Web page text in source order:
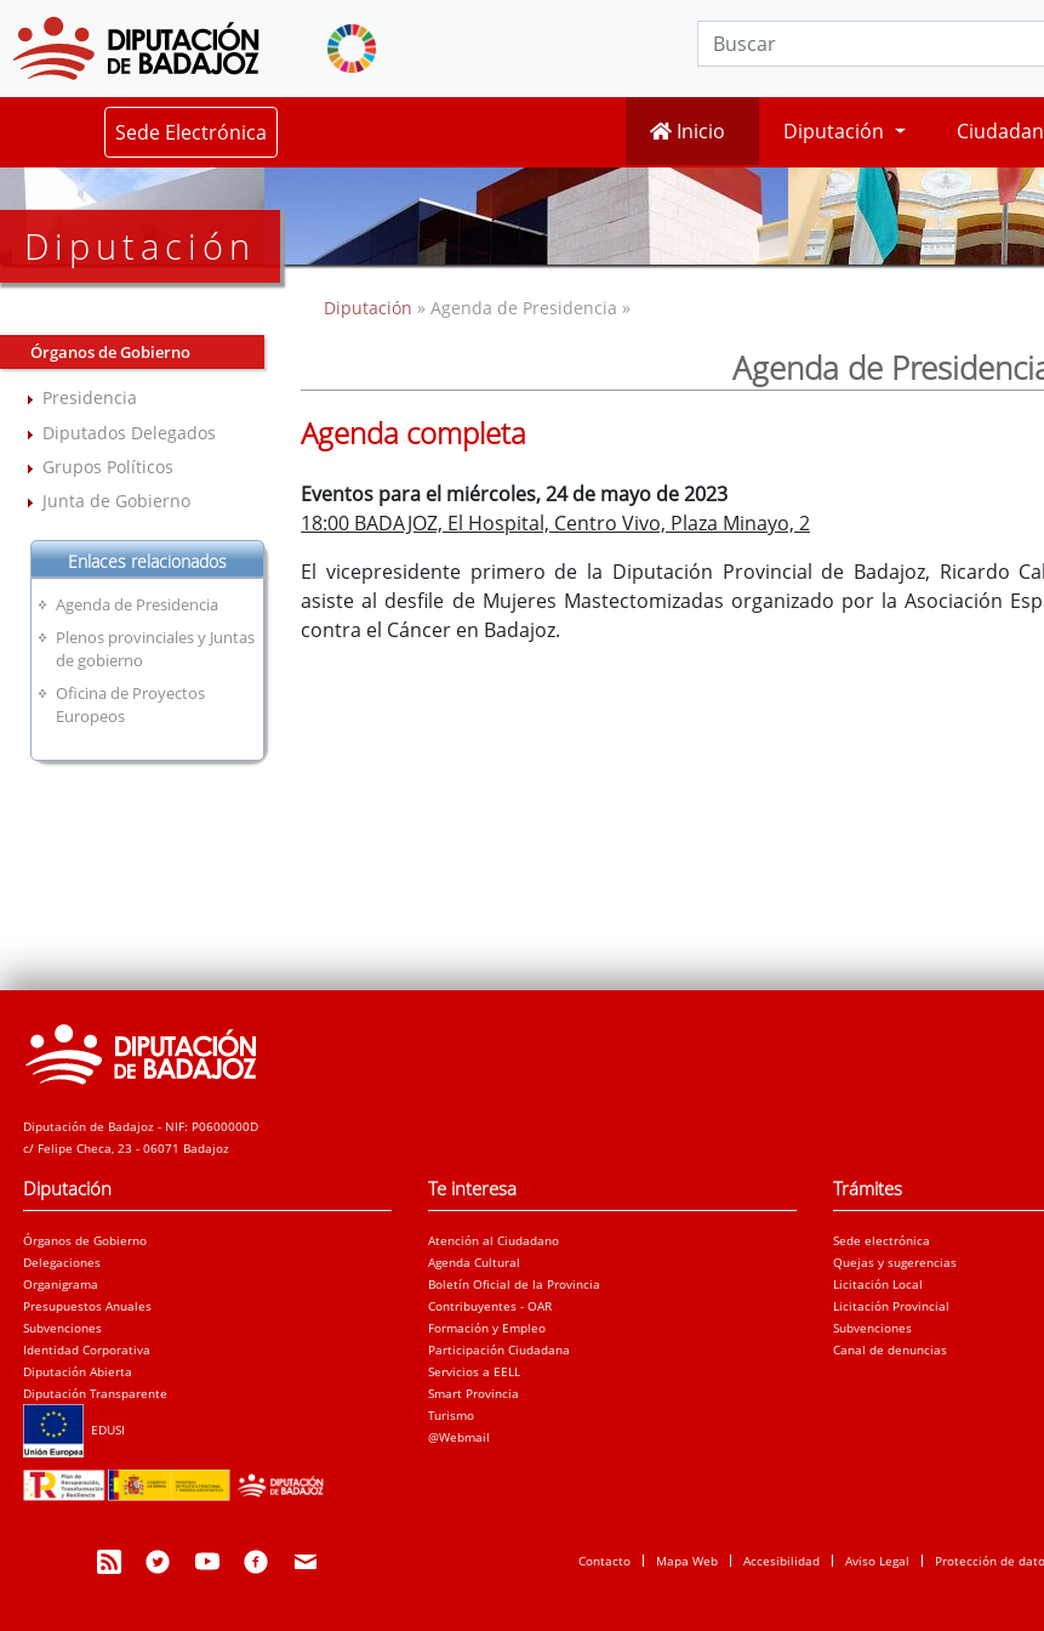
Sede Electrónica Inicio Diputación
Diputación
Órganos de Gobierno
Presidencia
Diputados Delegados
Grupos Políticos
Junta de Gobierno
Enlaces relacionados
Agenda de Presidencia
Plenos provinciales y Juntas
de gobierno
Oficina de Proyectos
Europeos
Diputación » Agenda de Presidencia »
Agenda de
Agenda completa
Eventos para el miércoles, 24 de mayo de 2023
18:00 BADAJOZ, El Hospital, Centro Vivo, Plaza Minayo, 2
El vicepresidente primero de la Diputación Provincial de Badajoz, Ricardo
asiste al desfile de Mujeres Mastectomizadas organizado por la Asociación
contra el Cáncer en Badajoz.
Diputación de Badajoz - NIF: P0600000D
c/ Felipe Checa, 23 - 06071 Badajoz
Diputación
Órganos de Gobierno
Delegaciones
Organigrama
Presupuestos Anuales
Subvenciones
Identidad Corporativa
Diputación Abierta
Diputación Transparente
EDUSI
Te interesa
Atención al Ciudadano
Agenda Cultural
Boletín Oficial de la Provincia
Contribuyentes - OAR
Formación y Empleo
Participación Ciudadana
Servicios a EELL
Smart Provincia
Turismo
@Webmail
Trámites
Sede electrónica
Quejas y sugerencias
Licitación Local
Licitación Provincial
Subvenciones
Canal de denuncias
Contacto Mapa Web Accesibilidad Aviso Legal Protección de